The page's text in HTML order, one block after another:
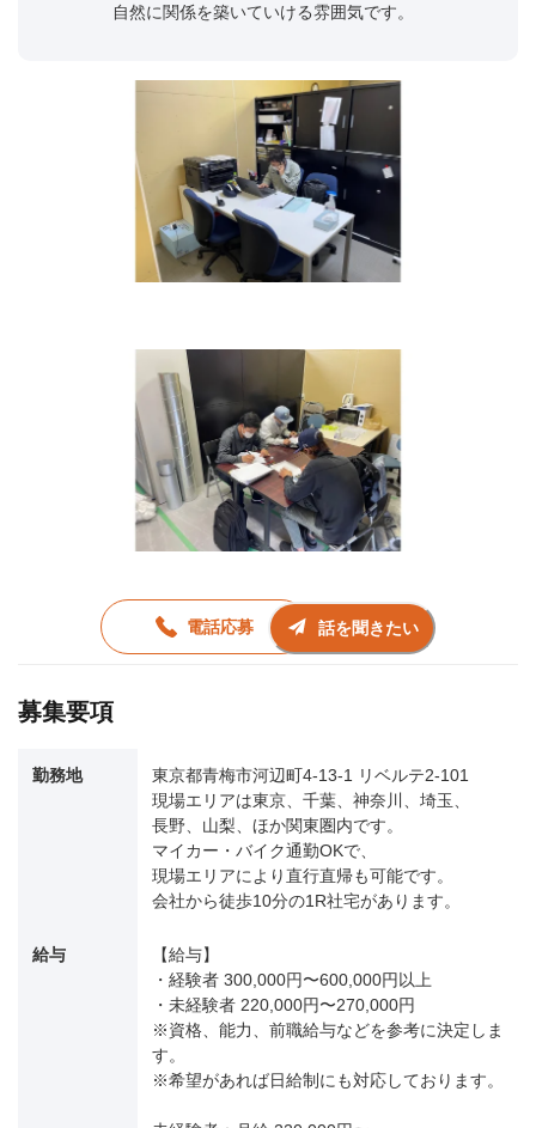
自然に関係を築いていける雰囲気です。
電話応募 話を聞きたい
募集要項
勤務地
東京都青梅市河辺町4-13-1 リベルテ2-101
現場エリアは東京、千葉、神奈川、埼玉、
長野、山梨、ほか関東圏内です。
マイカー・バイク通勤OKで、
現場エリアにより直行直帰も可能です。
会社から徒歩10分の1R社宅があります。
給与
【給与】
・経験者 300,000円〜600,000円以上
・未経験者 220,000円〜270,000円
※資格、能力、前職給与などを参考に決定しま
す。
※希望があれば日給制にも対応しております。